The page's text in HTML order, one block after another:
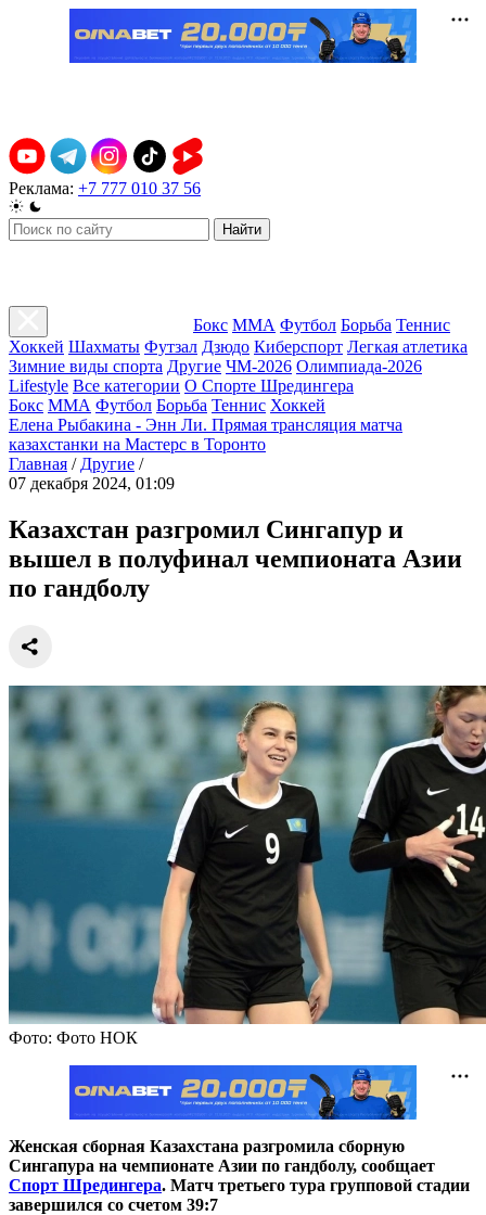
Реклама: +7 777 010 37 56
Найти
Бокс ММА Футбол Борьба Теннис
Хоккей Шахматы Футзал Дзюдо Киберспорт Легкая атлетика
Зимние виды спорта Другие ЧМ-2026 Олимпиада-2026
Lifestyle Все категории О Спорте Шредингера
Бокс ММА Футбол Борьба Теннис Хоккей
Елена Рыбакина - Энн Ли. Прямая трансляция матча
казахстанки на Мастерс в Торонто
Главная / Другие /
07 декабря 2024, 01:09
Казахстан разгромил Сингапур и
вышел в полуфинал чемпионата Азии
по гандболу
Фото: Фото НОК
Женская сборная Казахстана разгромила сборную
Сингапура на чемпионате Азии по гандболу, сообщает
Спорт Шредингера. Матч третьего тура групповой стадии
завершился со счетом 39:7